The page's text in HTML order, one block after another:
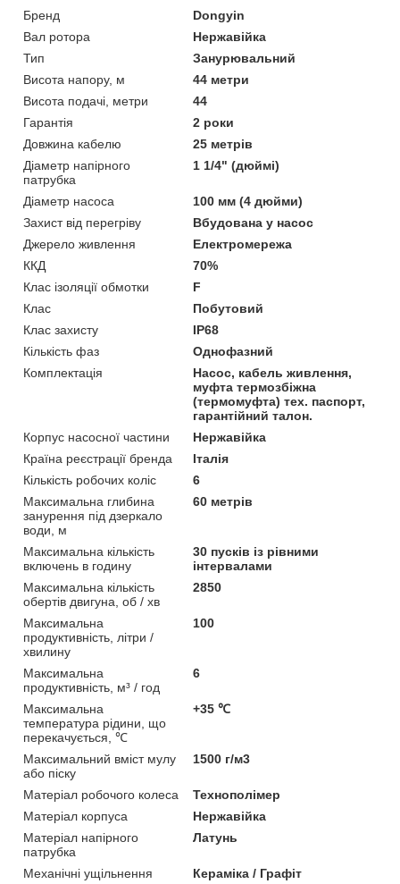
Бренд
Dongyin
Вал ротора
Нержавійка
Тип
Занурювальний
Висота напору, м
44 метри
Висота подачі, метри
44
Гарантія
2 роки
Довжина кабелю
25 метрів
Діаметр напірного
патрубка
1 1/4" (дюймі)
Діаметр насоса
100 мм (4 дюйми)
Захист від перегріву
Вбудована у насос
Джерело живлення
Електромережа
ККД
70%
Клас ізоляції обмотки
F
Клас
Побутовий
Клас захисту
IP68
Кількість фаз
Однофазний
Комплектація
Насос, кабель живлення,
муфта термозбіжна
(термомуфта) тех. паспорт,
гарантійний талон.
Корпус насосної частини
Нержавійка
Країна реєстрації бренда
Італія
Кількість робочих коліс
6
Максимальна глибина
занурення під дзеркало
води, м
60 метрів
Максимальна кількість
включень в годину
30 пусків із рівними
інтервалами
Максимальна кількість
обертів двигуна, об / хв
2850
Максимальна
продуктивність, літри /
хвилину
100
Максимальна
продуктивність, м³ / год
6
Максимальна
температура рідини, що
перекачується, ℃
+35 ℃
Максимальний вміст мулу
або піску
1500 г/м3
Матеріал робочого колеса
Технополімер
Матеріал корпуса
Нержавійка
Матеріал напірного
патрубка
Латунь
Механічні ущільнення
Кераміка / Графіт